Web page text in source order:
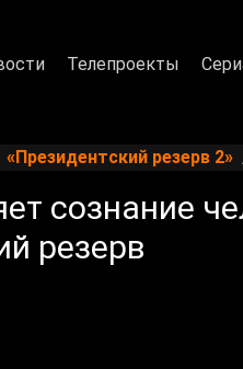
Телепроекты
«Президентский резерв 2»
сознание
резерв